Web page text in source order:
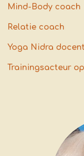
Mind-Body coach
Relatie coach
Yoga Nidra docent
Trainingsacteur